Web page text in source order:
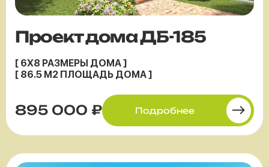
Проект дома ДБ-185
[ 6X8 РАЗМЕРЫ ДОМА ]
[ 86.5 М2 ПЛОЩАДЬ ДОМА ]
895 000 ₽ Подробнее